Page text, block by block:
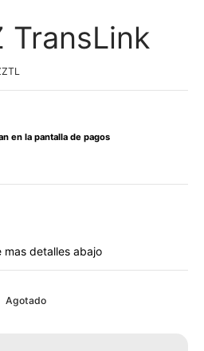
TransLink
en la pantalla de pagos
mas detalles abajo
Agotado